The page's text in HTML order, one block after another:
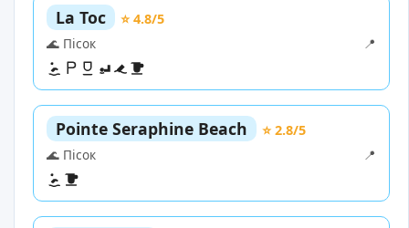
La Toc
⭐ 4.8/5
🌊 Пісок
📍
Pointe Seraphine Beach
⭐ 2.8/5
🌊 Пісок
📍